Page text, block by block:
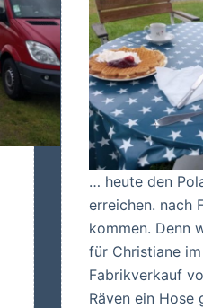
… heute den
erreichen. nach
kommen. Denn
für Christiane im
Fabrikverkauf
Räven ein Hose